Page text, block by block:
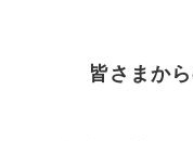
皆さまか